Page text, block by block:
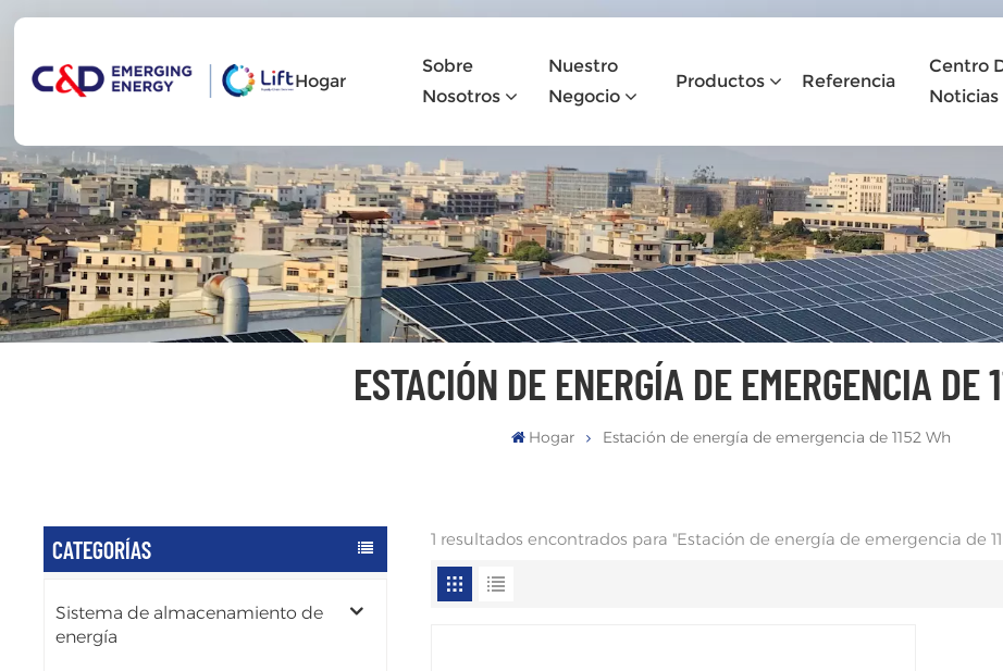
Hogar
Sobre
Nosotros
Nuestro
Negocio
Productos Referencia
Centro
Noticias
ESTACIÓN DE ENERGÍA DE EMERGENCIA DE
Hogar Estación de energía de emergencia de 1152 Wh
CATEGORÍAS
Sistema de almacenamiento de
energía
1 resultados encontrados para "Estación de energía de emergencia de